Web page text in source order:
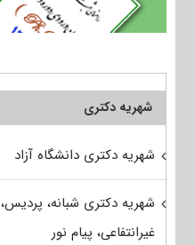
شهریه دکتری
شهریه دکتری دانشگاه آزاد
شهریه دکتری شبانه، پردیس،
غیرانتفاعی، پیام نور